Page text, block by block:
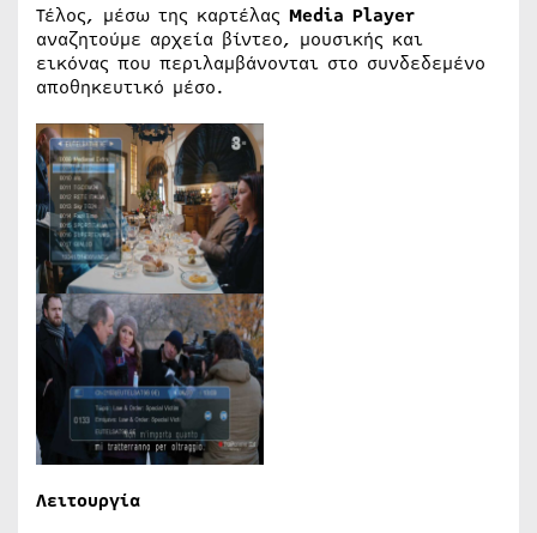
Τέλος, μέσω της καρτέλας Media Player
αναζητούμε αρχεία βίντεο, μουσικής και
εικόνας που περιλαμβάνονται στο συνδεδεμένο
αποθηκευτικό μέσο.
Λειτουργία